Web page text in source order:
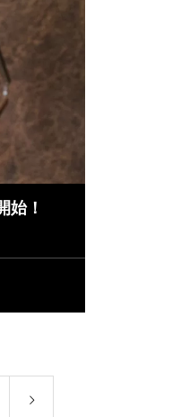
始！